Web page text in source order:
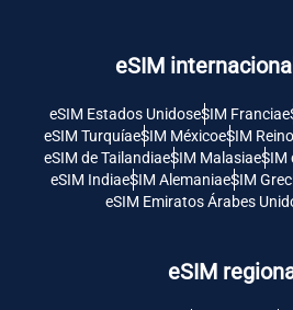
eSIM
eSIM Estados UnidoseSIM Francia
eSIM TurquíaeSIM MéxicoeSIM
eSIM de TailandiaeSIM MalasiaeSIM
eSIM IndiaeSIM AlemaniaeSIM
eSIM Emiratos Árabes
eSIM